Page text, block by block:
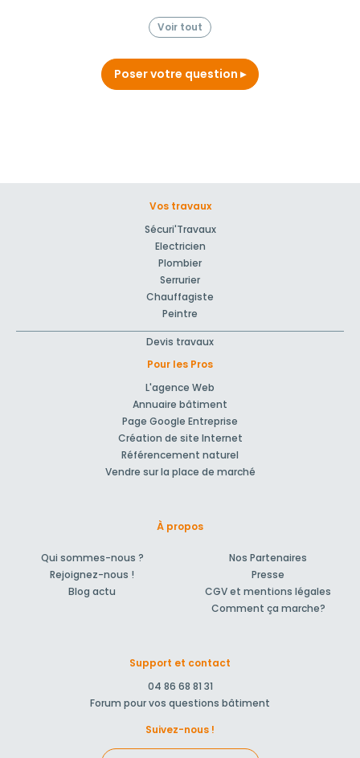
Voir tout
Poser votre question
Vos travaux
Sécuri'Travaux
Electricien
Plombier
Serrurier
Chauffagiste
Peintre
Devis travaux
Pour les Pros
L'agence Web
Annuaire bâtiment
Page Google Entreprise
Création de site Internet
Référencement naturel
Vendre sur la place de marché
À propos
Qui sommes-nous ?
Rejoignez-nous !
Blog actu
Nos Partenaires
Presse
CGV et mentions légales
Comment ça marche?
Support et contact
04 86 68 81 31
Forum pour vos questions bâtiment
Suivez-nous !